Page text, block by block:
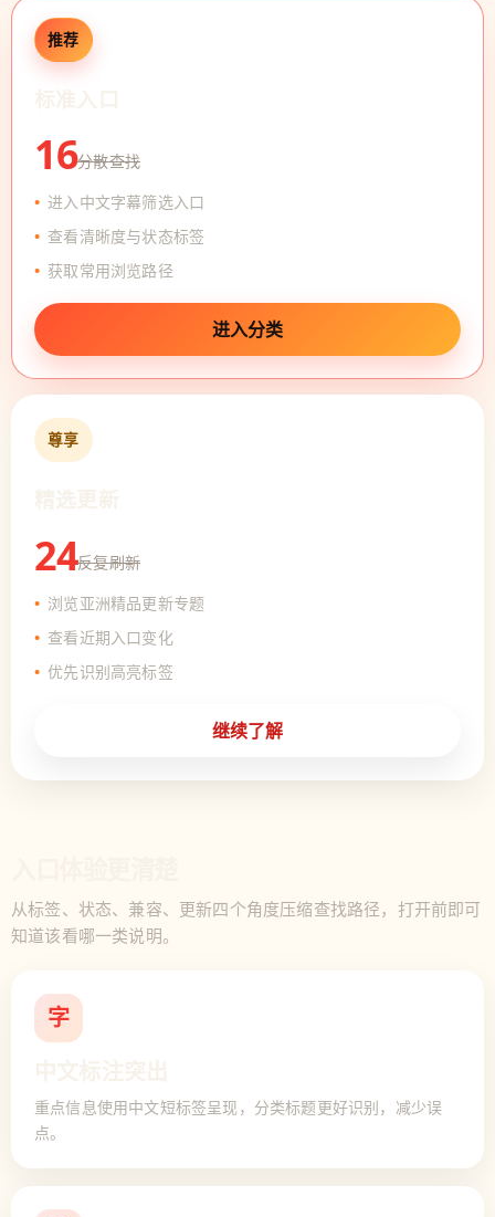
推荐
16分散查找
进入中文字幕筛选入口
查看清晰度与状态标签
获取常用浏览路径
进入分类
尊享
24反复刷新
浏览亚洲精品更新专题
查看近期入口变化
优先识别高亮标签
继续了解
从标签、状态、兼容、更新四个角度压缩查找路径，打开前即可
知道该看哪一类说明。
字
重点信息使用中文短标签呈现，分类标题更好识别，减少误
点。